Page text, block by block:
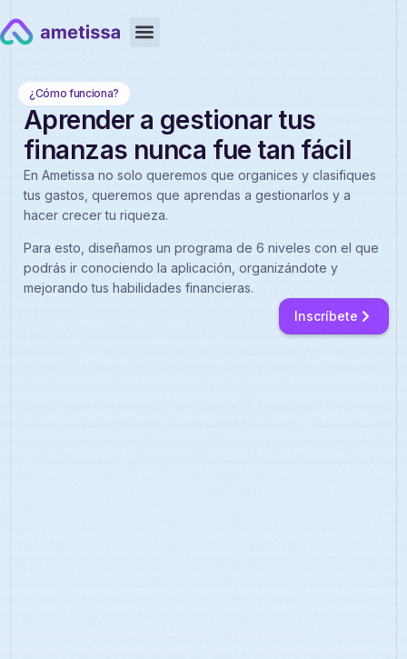
¿Cómo funciona?
Aprender a gestionar tus
finanzas nunca fue tan fácil
En Ametissa no solo queremos que organices y clasifiques
tus gastos, queremos que aprendas a gestionarlos y a
hacer crecer tu riqueza.
Para esto, diseñamos un programa de 6 niveles con el que
podrás ir conociendo la aplicación, organizándote y
mejorando tus habilidades financieras.
Inscríbete